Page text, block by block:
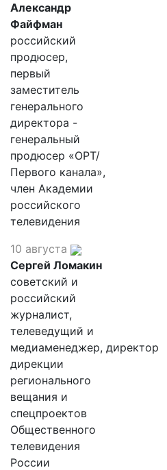
Александр
Файфман
российский
продюсер,
первый
заместитель
генерального
директора -
генеральный
продюсер «ОРТ/
Первого канала»,
член Академии
российского
телевидения
10 августа
Сергей Ломакин
советский и
российский
журналист,
телеведущий и
медиаменеджер, директор
дирекции
регионального
вещания и
спецпроектов
Общественного
телевидения
России